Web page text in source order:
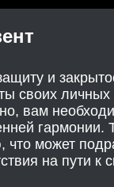
и
своих
вам
гармонии.
может
на пути к